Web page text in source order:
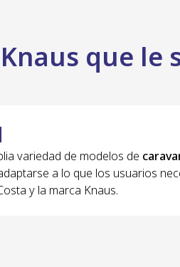
que le
variedad de modelos de
a lo que los usuarios
y la marca Knaus.